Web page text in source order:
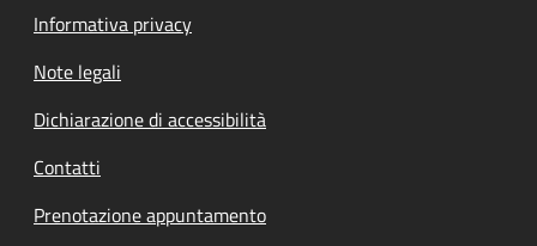
Informativa privacy
Note legali
Dichiarazione di accessibilità
Contatti
Prenotazione appuntamento